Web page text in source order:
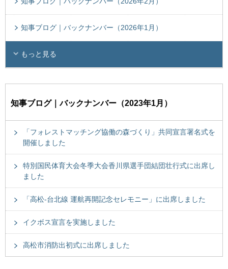
知事ブログ｜バックナンバー（2026年1月）
もっと見る
知事ブログ｜バックナンバー（2023年1月）
「フォレストマッチング協働の森づくり」共同宣言署名式を
開催しました
特別国民体育大会冬季大会香川県選手団結団壮行式に出席し
ました
「高松-台北線 運航再開記念セレモニー」に出席しました
イクボス宣言を実施しました
高松市消防出初式に出席しました